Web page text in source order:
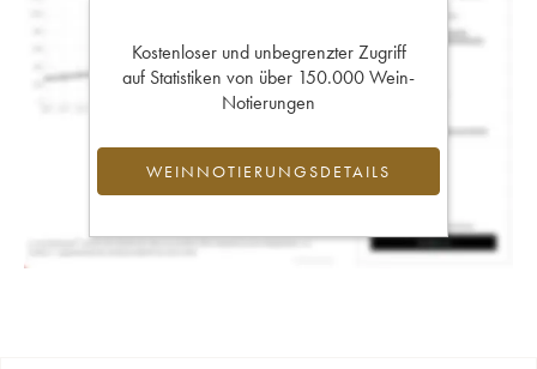
Kostenloser und unbegrenzter Zugriff
auf Statistiken von über 150.000 Wein-
Notierungen
WEINNOTIERUNGSDETAILS